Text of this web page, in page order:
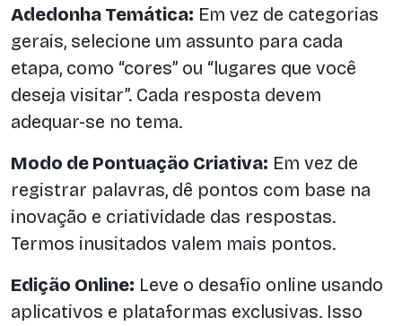
Adedonha Temática: Em vez de categorias
gerais, selecione um assunto para cada
etapa, como “cores” ou “lugares que você
deseja visitar”. Cada resposta devem
adequar-se no tema.
Modo de Pontuação Criativa: Em vez de
registrar palavras, dê pontos com base na
inovação e criatividade das respostas.
Termos inusitados valem mais pontos.
Edição Online: Leve o desafio online usando
aplicativos e plataformas exclusivas. Isso